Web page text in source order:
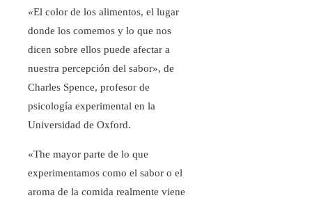
«El color de los alimentos, el lugar
donde los comemos y lo que nos
dicen sobre ellos puede afectar a
nuestra percepción del sabor», de
Charles Spence, profesor de
psicología experimental en la
Universidad de Oxford.
«The mayor parte de lo que
experimentamos como el sabor o el
aroma de la comida realmente viene